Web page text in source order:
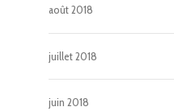
août 2018
juillet 2018
juin 2018